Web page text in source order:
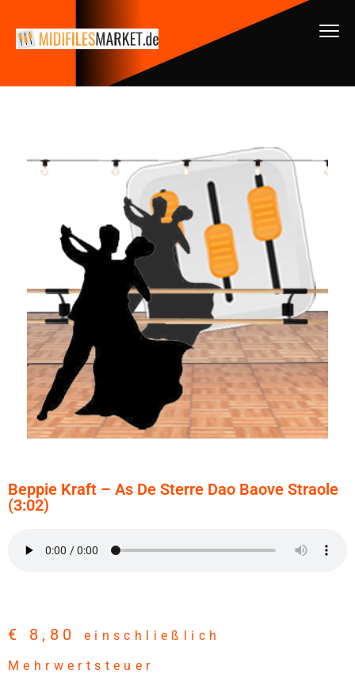
Beppie Kraft – As De Sterre Dao Baove Straole
(3:02)
€ 8,80
einschließlich
Mehrwertsteuer